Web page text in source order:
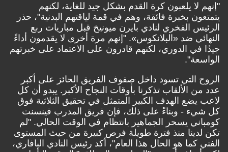
"إنهم لا يلعبون كرة القدم بشكل جيد للغاية، لكنهم
يتمتعون بخبرة فائقة، وهم في قمة لياقتهم البدنية"، حذر
الرئيس الفخري لنادي بايرن ميونيخ قبل مباريات ربع
النهائي ضد «البلانكوس». "إنهم مرة أخرى لا يقدمون أداءً
جيدًا في الدوري، لكنهم قادرون على الاعتماد على خبرتهم
الواسعة".
الروح التي تسود داخل صفوف الفريق الحائز على أكبر
عدد من الألقاب تذكرنا بأوقات النجاح الأكبر. يبدو أن كل
لاعب يضع الهدف الكبير المتمثل في تحقيق الثلاثية فوق
كل شيء - وبناءً على ذلك، فإن فريق المدرب فينسنت
كومباني يسحر الجماهير بانتظام في الوقت الحالي. "لم
تكن لدينا منذ فترة طويلة فرص كبيرة من حيث المستوى
الفني كما هو الحال هذا العام"، أكد رئيس النادي البافاري،